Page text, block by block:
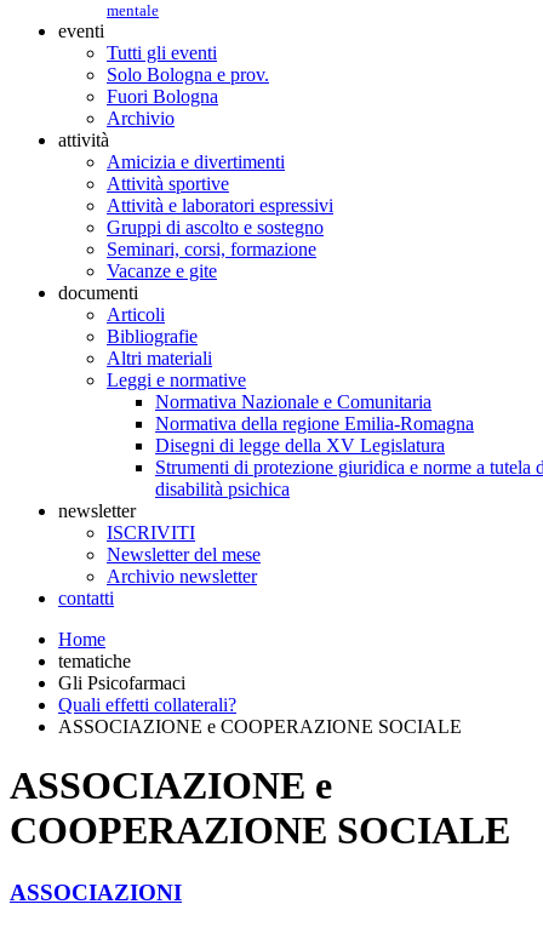
mentale
eventi
Tutti gli eventi
Solo Bologna e prov.
Fuori Bologna
Archivio
attività
Amicizia e divertimenti
Attività sportive
Attività e laboratori espressivi
Gruppi di ascolto e sostegno
Seminari, corsi, formazione
Vacanze e gite
documenti
Articoli
Bibliografie
Altri materiali
Leggi e normative
Normativa Nazionale e Comunitaria
Normativa della regione Emilia-Romagna
Disegni di legge della XV Legislatura
Strumenti di protezione giuridica e norme a tutela
disabilità psichica
newsletter
ISCRIVITI
Newsletter del mese
Archivio newsletter
contatti
Home
tematiche
Gli Psicofarmaci
Quali effetti collaterali?
ASSOCIAZIONE e COOPERAZIONE SOCIALE
ASSOCIAZIONE e
COOPERAZIONE SOCIALE
ASSOCIAZIONI